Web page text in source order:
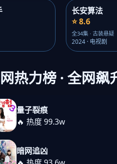
长安算法
⭐ 8.6
全34集 · 古装悬疑
2024 · 电视剧
热力榜 · 全网飙
量子裂痕
🔥 热度 99.3w
暗网追凶